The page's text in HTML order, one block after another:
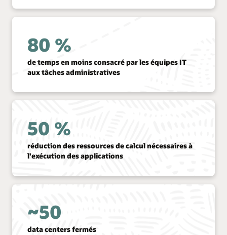
80 %
de temps en moins consacré par les équipes IT
aux tâches administratives
50 %
réduction des ressources de calcul nécessaires à
l'exécution des applications
~50
data centers fermés